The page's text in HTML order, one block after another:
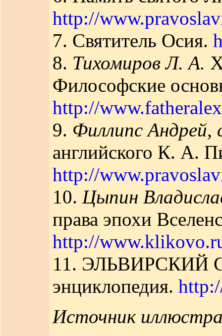
http://
7. Святитель Осия.
8. Тихомиров Л. А.
Философские
http://
9. Филлипс Андрей,
английского К. А.
http://
10. Цыпин
права эпохи
http://
11. ЭЛЬВИРСКИЙ
энциклопедия.
Источник